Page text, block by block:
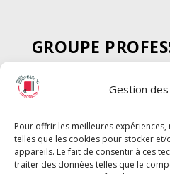
Gestion
Pour offrir les meilleures
telles que les cookies pour stocker
appareils. Le fait de consentir à ces
traiter des données telles que le
GROUPE
SPECTACLE
Chèque Intermittents
Chèque Compta
Chèque Emploi